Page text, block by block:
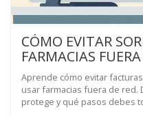
CÓMO EVITAR
FARMACIAS
MEDICAMENTOS
Aprende cómo evitar
usar farmacias fuera de red.
protege y qué pasos debes